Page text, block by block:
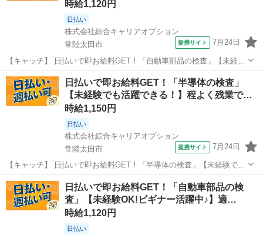
時給1,120円
日払い
株式会社綜合キャリアオプション
常陸太田市
提携サイト 7月24日
【キャッチ】 日払いで即お給料GET！「自動車部品の検査」【未経験
OK！ビギナー活躍中♪】適度に残業あって稼げる！ヘアカラーOK！高
時給1120円！ 【コメント】 ＼大手人材派遣会社で働きませんか♪／
「新しい職場は不安...
茨城 常陸太田市 仕分け
日払いで即お給料GET！「半導体の検査」
【未経験でも活躍できる！】程よく残業で…
時給1,150円
日払い
株式会社綜合キャリアオプション
常陸太田市
提携サイト 7月24日
【キャッチ】 日払いで即お給料GET！「半導体の検査」【未経験でも
活躍できる！】程よく残業で収入にプラス♪ヘアカラーOK！少人数体
制！高時給1150円！ 【コメント】 製造のお仕事が豊富★未経験で働
いてみたい方も大歓迎！ ...
茨城 常陸太田市 工場
日払いで即お給料GET！「自動車部品の検
査」【未経験OK!ビギナー活躍中♪】適…
時給1,120円
日払い